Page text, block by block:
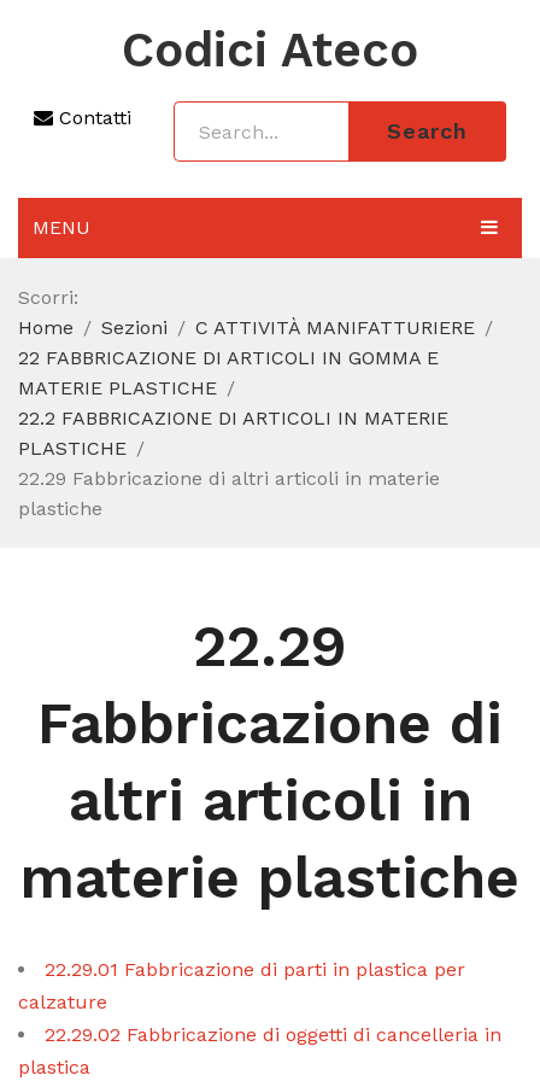
Codici Ateco
Contatti
Search
MENU
AGGIORNAMENTO 2025
SEZIONI
CODICE ATECO A COSA SERVE
CODICE FISCALE
Scorri:
Home
Sezioni
C ATTIVITÀ MANIFATTURIERE
22 FABBRICAZIONE DI ARTICOLI IN GOMMA E
MATERIE PLASTICHE
22.2 FABBRICAZIONE DI ARTICOLI IN MATERIE
PLASTICHE
22.29 Fabbricazione di altri articoli in materie
plastiche
22.29
Fabbricazione di
altri articoli in
materie plastiche
22.29.01 Fabbricazione di parti in plastica per
calzature
22.29.02 Fabbricazione di oggetti di cancelleria in
plastica